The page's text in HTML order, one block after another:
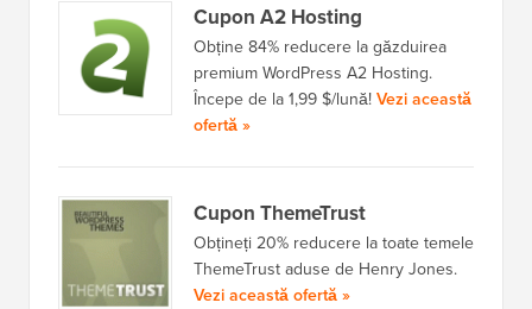
Cupon A2 Hosting
Obține 84% reducere la găzduirea
premium WordPress A2 Hosting.
Începe de la 1,99 $/lună! Vezi această
ofertă »
Cupon ThemeTrust
Obțineți 20% reducere la toate temele
ThemeTrust aduse de Henry Jones.
Vezi această ofertă »